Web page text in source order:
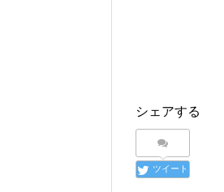
シェアする
ツイート